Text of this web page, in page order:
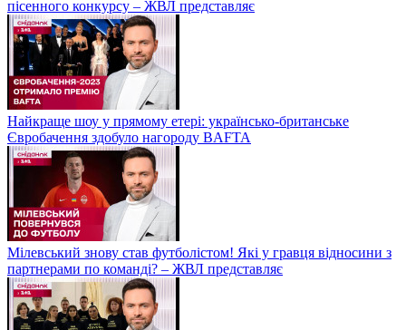
пісенного конкурсу – ЖВЛ представляє
Найкраще шоу у прямому етері: українсько-британське
Євробачення здобуло нагороду BAFTA
Мілевський знову став футболістом! Які у гравця відносини з
партнерами по команді? – ЖВЛ представляє